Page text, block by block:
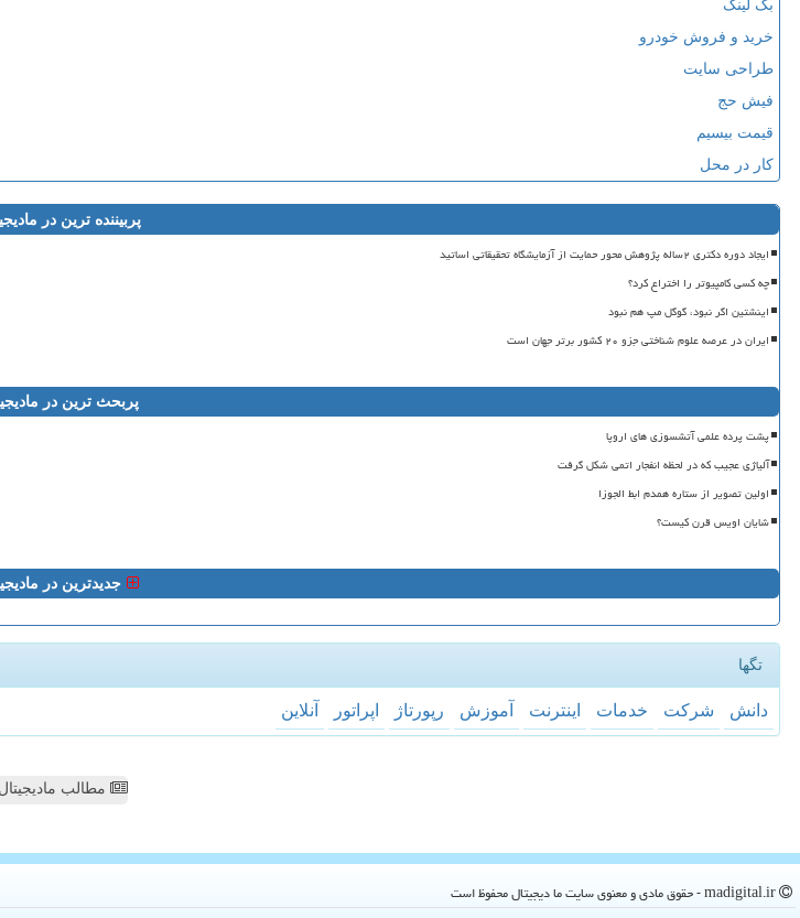
بک لینک
خرید و فروش خودرو
طراحی سایت
فیش حج
قیمت بیسیم
کار در محل
پربیننده ترین در
ایجاد دوره دکتری ۲ساله پژوهش محور حمایت از آزمایشگاه تحقیقاتی اساتید
چه کسی کامپیوتر را اختراع کرد؟
اینشتین اگر نبود، گوگل مپ هم نبود
ایران در عرصه علوم شناختی جزو ۲۰ کشور برتر جهان است
پربحث ترین در
پشت پرده علمی آتشسوزی های اروپا
آلیاژی عجیب که در لحظه انفجار اتمی شکل گرفت
اولین تصویر از ستاره همدم ابط الجوزا
شایان اویس قرن کیست؟
جدیدترین در
تگها
دانش شركت خدمات اینترنت آموزش رپورتاژ اپراتور آنلاین
مطالب مادیجیتال